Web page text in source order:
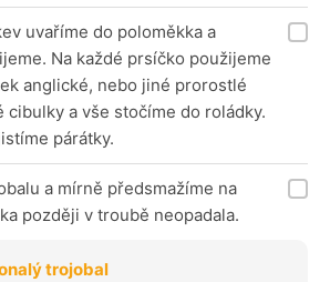
uvaříme do poloměkka a
Na každé prsíčko použijeme
anglické, nebo jiné prorostlé
cibulky a vše stočíme do roládky.
párátky.
a mírně předsmažíme na
později v troubě neopadala.
trojobal